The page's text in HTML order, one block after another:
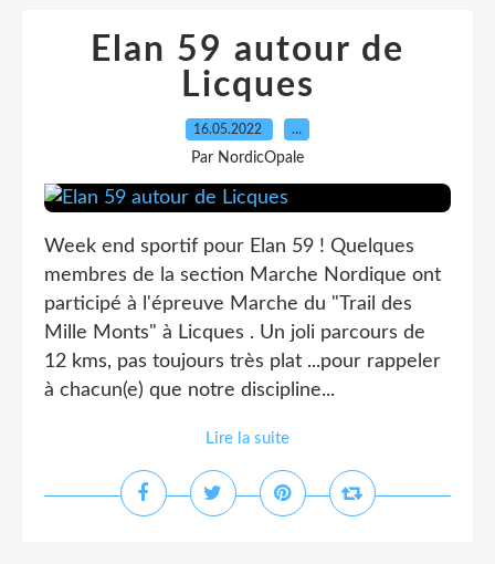
Elan 59 autour de
Licques
16.05.2022 …
Par NordicOpale
Week end sportif pour Elan 59 ! Quelques
membres de la section Marche Nordique ont
participé à l'épreuve Marche du "Trail des
Mille Monts" à Licques . Un joli parcours de
12 kms, pas toujours très plat ...pour rappeler
à chacun(e) que notre discipline...
Lire la suite